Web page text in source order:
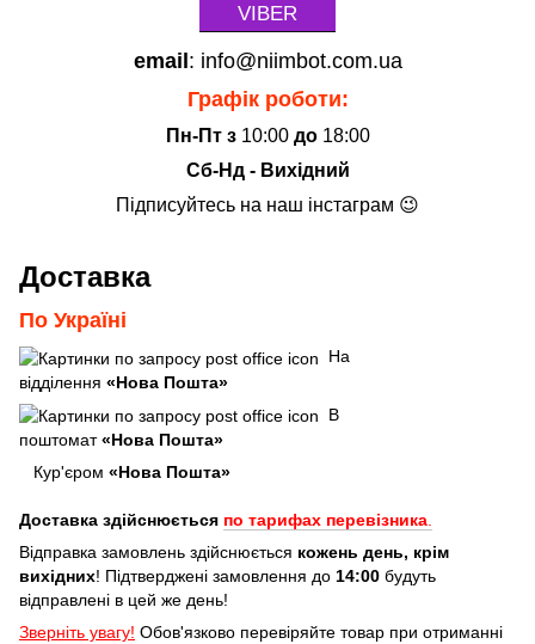
VIBER
email : info@niimbot.com.ua
Графік роботи:
Пн-Пт з 10:00до 18:00
Сб-Нд - Вихідний
Підписуйтесь на наш інстаграм 😉
Доставка
По Україні
На
відділення «Нова Пошта»
В
поштомат«Нова Пошта»
Кур'єром «Нова Пошта»
Доставка здійснюється по тарифах перевізника
Відправка замовлень здійснюється кожень день, крім
вихідних! Підтверджені замовлення до 14:00 будуть
відправлені в цей же день!
Зверніть увагу! Обов'язково перевіряйте товар при отриманні